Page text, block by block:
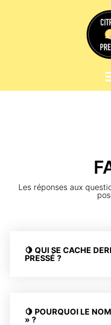
Les réponses aux
🍋 QUI SE CACHE
PRESSÉ ?
🍋 POURQUOI LE
» ?